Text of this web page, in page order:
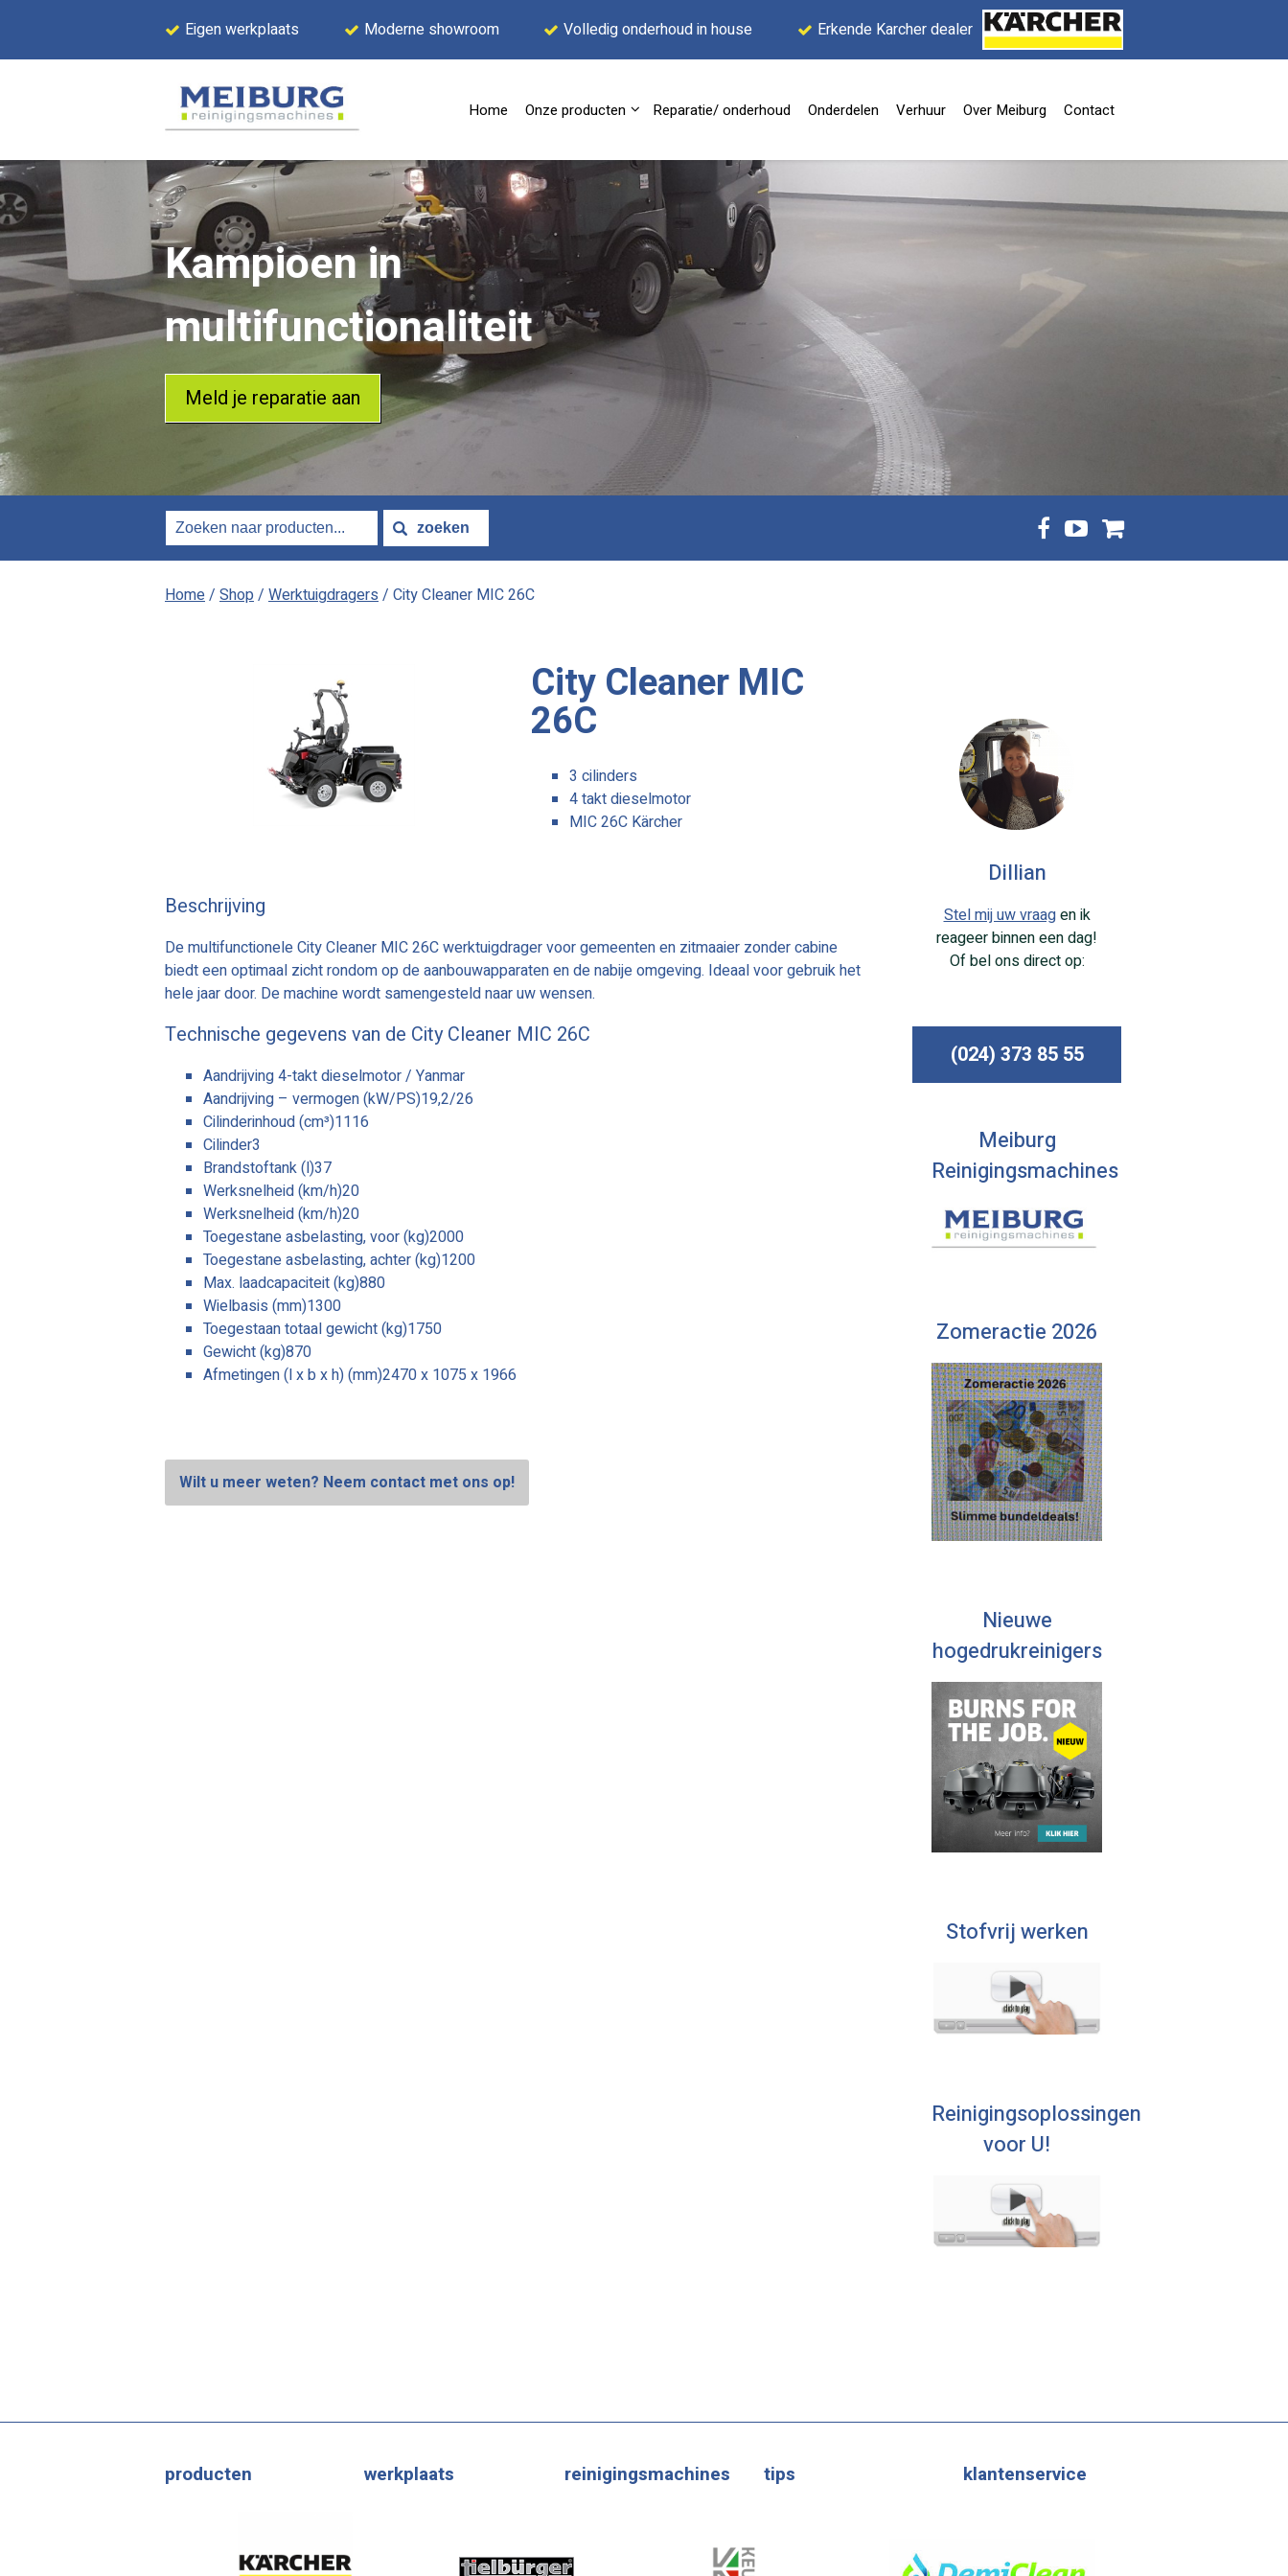
Eigen werkplaats Moderne showroom Volledig onderhoud in house Erkende Karcher dealer
Home Onze producten Reparatie/ onderhoud Onderdelen Verhuur Over Meiburg Contact
Kampioen in
multifunctionaliteit
Meld je reparatie aan
Home/ Shop/ Werktuigdragers/ City Cleaner MIC 26C
City Cleaner MIC
26C
3 cilinders
4 takt dieselmotor
MIC 26C Kärcher
Beschrijving
De multifunctionele City Cleaner MIC 26C werktuigdrager voor gemeenten en zitmaaier zonder cabine
biedt een optimaal zicht rondom op de aanbouwapparaten en de nabije omgeving. Ideaal voor gebruik het
hele jaar door. De machine wordt samengesteld naar uw wensen.
Technische gegevens van de City Cleaner MIC 26C
Aandrijving 4-takt dieselmotor / Yanmar
Aandrijving – vermogen (kW/PS)19,2/26
Cilinderinhoud (cm³)1116
Cilinder3
Brandstoftank (l)37
Werksnelheid (km/h)20
Werksnelheid (km/h)20
Toegestane asbelasting, voor (kg)2000
Toegestane asbelasting, achter (kg)1200
Max. laadcapaciteit (kg)880
Wielbasis (mm)1300
Toegestaan totaal gewicht (kg)1750
Gewicht (kg)870
Afmetingen (l x b x h) (mm)2470 x 1075 x 1966
Wilt u meer weten? Neem contact met ons op!
Dillian
Stel mij uw vraagen ik
reageer binnen een dag!
Of bel ons direct op:
(024) 373 85 55
Meiburg
Reinigingsmachines
Zomeractie 2026
Nieuwe
hogedrukreinigers
Stofvrij werken
Reinigingsoplossingen
voor U!
producten werkplaats reinigingsmachines tips klantenservice